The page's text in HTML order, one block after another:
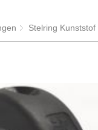
Stelring